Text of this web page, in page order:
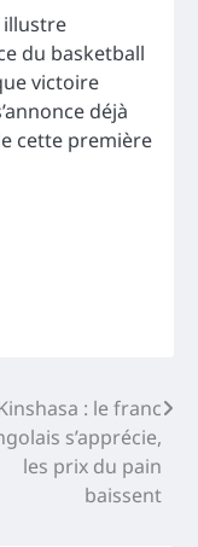
illustre
du basketball
victoire
déjà
cette première
: le franc
s’apprécie,
les prix du pain
baissent